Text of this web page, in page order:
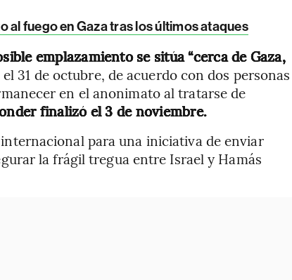
al fuego en Gaza tras los últimos ataques
emplazamiento se sitúa “cerca de Gaza,
31 de octubre, de acuerdo con dos personas
en el anonimato al tratarse de
finalizó el 3 de noviembre.
para una iniciativa de enviar
la frágil tregua entre Israel y Hamás